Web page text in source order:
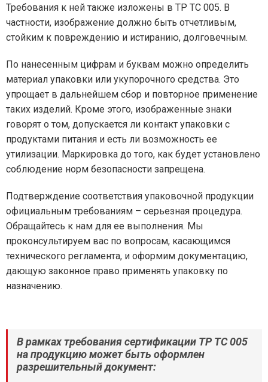
Требования к ней также изложены в ТР ТС 005. В
частности, изображение должно быть отчетливым,
стойким к повреждению и истиранию, долговечным.
По нанесенным цифрам и буквам можно определить
материал упаковки или укупорочного средства. Это
упрощает в дальнейшем сбор и повторное применение
таких изделий. Кроме этого, изображенные знаки
говорят о том, допускается ли контакт упаковки с
продуктами питания и есть ли возможность ее
утилизации. Маркировка до того, как будет установлено
соблюдение норм безопасности запрещена.
Подтверждение соответствия упаковочной продукции
официальным требованиям – серьезная процедура.
Обращайтесь к нам для ее выполнения. Мы
проконсультируем вас по вопросам, касающимся
технического регламента, и оформим документацию,
дающую законное право применять упаковку по
назначению.
В рамках требования сертификации ТР ТС 005
на продукцию может быть оформлен
разрешительный документ: